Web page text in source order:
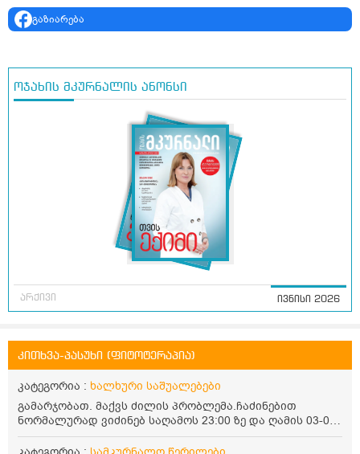
გაზიარება
ოჯახის მკურნალის ანონსი
არქივი ივნისი 2026
კითხვა-პასუხი (ფიტოტერაპია)
კატეგორია : ხალხური საშუალებები
გამარჯობათ. მაქვს ძილის პრობლემა.ჩაძინებით
ნორმალურად ვიძინებ საღამოს 23:00 ზე და ღამის 03-00
ან 04:00 საათზე მეღვიძება და მერე ვერ ვიძინებ
ვერაფრით.რამე ხალხური საშუალება თუ არის ამ